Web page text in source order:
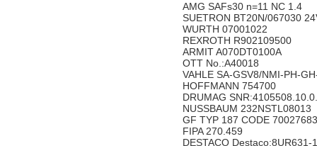
AMG SAFs30 n=11 NC 1.4
SUETRON BT20N/067030
WURTH 07001022
REXROTH R902109500
ARMIT A070DT0100A
OTT No.:A40018
VAHLE SA-GSV8/NMI-PH-
HOFFMANN 754700
DRUMAG
NUSSBAUM 232NSTL08013
GF TYP 187 CODE
FIPA 270.459
DESTACO Destaco:8UR631-